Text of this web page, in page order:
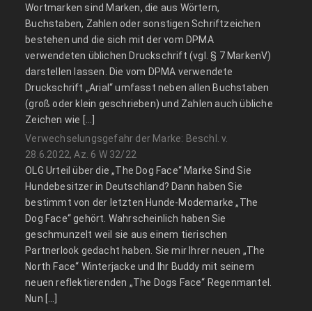
Wortmarken sind Marken, die aus Wörtern,
Buchstaben, Zahlen oder sonstigen Schriftzeichen
bestehen und die sich mit der vom DPMA
verwendeten üblichen Druckschrift (vgl. § 7 MarkenV)
darstellen lassen. Die vom DPMA verwendete
Druckschrift „Arial“ umfasst neben allen Buchstaben
(groß oder klein geschrieben) und Zahlen auch übliche
Zeichen wie […]
Verwechselungsgefahr der Marke: Beschl. v.
28.6.2022, Az. 6 W 32/22
OLG Urteil über die „The Dog Face“ Marke Sind Sie
Hundebesitzer in Deutschland? Dann haben Sie
bestimmt von der letzten Hunde-Modemarke „The
Dog Face“ gehört. Wahrscheinlich haben Sie
geschmunzelt weil sie aus einem tierischen
Partnerlook gedacht haben. Sie mir Ihrer neuen „The
North Face“ Winterjacke und Ihr Buddy mit seinem
neuen reflektierenden „The Dogs Face“ Regenmantel.
Nun […]